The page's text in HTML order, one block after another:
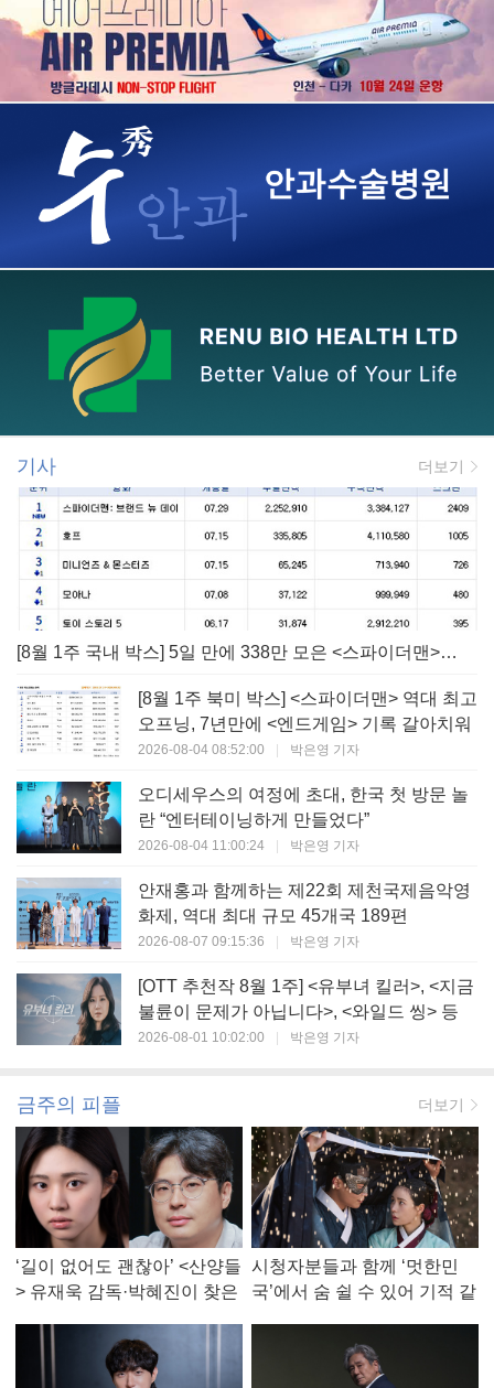
기사 더보기
[8월 1주 국내 박스] 5일 만에 338만 모은 <스파이더맨> 극장가 235% 대반등, <호프>는 400만 돌파
[8월 1주 북미 박스] <스파이더맨> 역대 최고
오프닝, 7년만에 <엔드게임> 기록 갈아치워
2026-08-04 08:52:00 | 박은영 기자
오디세우스의 여정에 초대, 한국 첫 방문 놀
란 “엔터테이닝하게 만들었다”
2026-08-04 11:00:24 | 박은영 기자
안재홍과 함께하는 제22회 제천국제음악영
화제, 역대 최대 규모 45개국 189편
2026-08-07 09:15:36 | 박은영 기자
[OTT 추천작 8월 1주] <유부녀 킬러>, <지금
불륜이 문제가 아닙니다>, <와일드 씽> 등
2026-08-01 10:02:00 | 박은영 기자
금주의 피플 더보기
‘길이 없어도 괜찮아’ <산양들
> 유재욱 감독·박혜진이 찾은
시청자분들과 함께 ‘멋한민
국’에서 숨 쉴 수 있어 기적 같